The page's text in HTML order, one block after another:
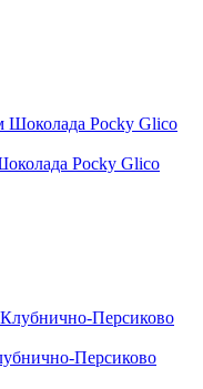
Pocky Glico
Персиково